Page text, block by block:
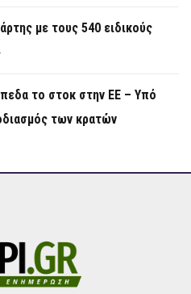
με τους 540 ειδικούς
το στοκ στην ΕΕ – Υπό
των κρατών